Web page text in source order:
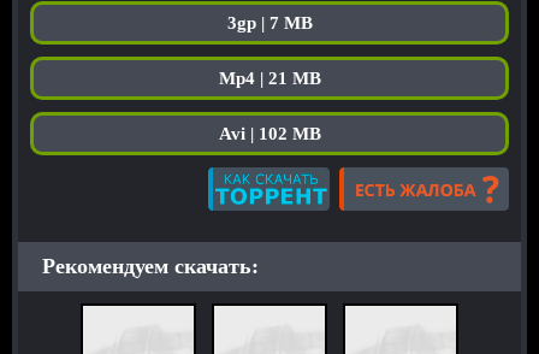
3gp | 7 MB
Mp4 | 21 MB
Avi | 102 MB
Рекомендуем скачать: